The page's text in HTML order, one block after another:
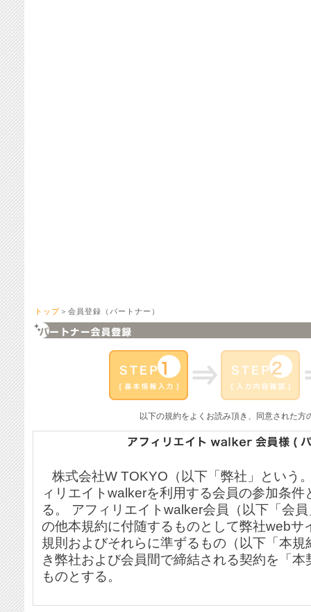
トップ ＞会員登録（パートナー）
以下の規約をよくお読み頂き、同意された方